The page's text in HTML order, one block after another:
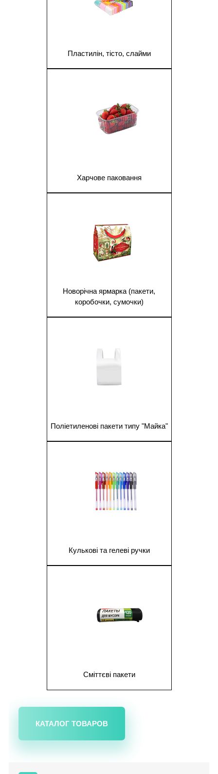
Пластилін, тісто, слайми
Харчове паковання
Новорічна ярмарка (пакети,
коробочки, сумочки)
Поліетиленові пакети типу "Майка"
Кулькові та гелеві ручки
Сміттєві пакети
КАТАЛОГ ТОВАРОВ